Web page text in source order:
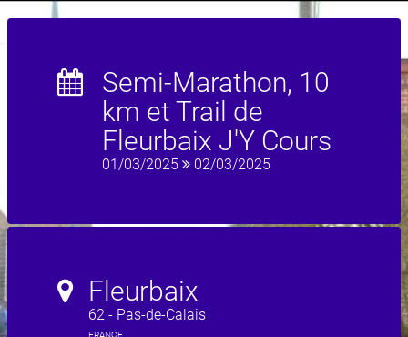
Semi-Marathon, 10
km et Trail de
Fleurbaix J'Y Cours
01/03/2025 02/03/2025
Fleurbaix
62 - Pas-de-Calais
FRANCE